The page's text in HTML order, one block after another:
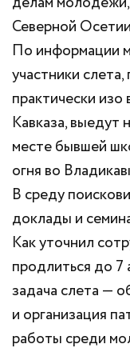
Северной
По информации
участники
практически изо
Кавказа, выедут
месте бывшей
огня во
В среду
доклады и
Как уточнил
продлиться до 7
задача слета —
и организация
работы среди